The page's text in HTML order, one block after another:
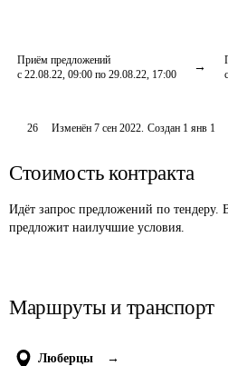
Приём предложений
с 22.08.22, 09:00 по 29.08.22, 17:00
26 Изменён7 сен 2022. Создан 1 янв 1
Стоимость контракта
Идёт запрос предложений по тендеру.
предложит наилучшие условия.
Маршруты и транспорт
Люберцы →